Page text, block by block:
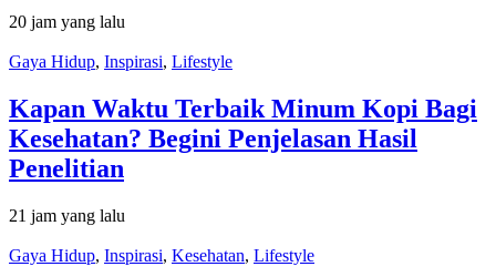
20 jam yang lalu
Gaya Hidup, Inspirasi, Lifestyle
Kapan Waktu Terbaik Minum Kopi Bagi
Kesehatan? Begini Penjelasan Hasil
Penelitian
21 jam yang lalu
Gaya Hidup, Inspirasi, Kesehatan, Lifestyle